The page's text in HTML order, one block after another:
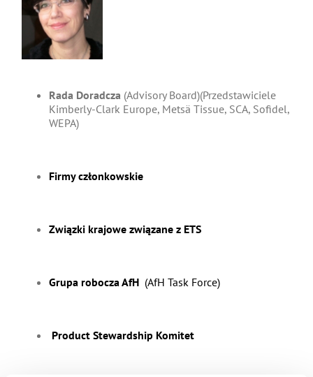
Rada Doradcza (Advisory Board)(Przedstawiciele
Kimberly-Clark Europe, Metsä Tissue, SCA, Sofidel,
WEPA)
Firmy członkowskie
Związki krajowe związane z ETS
Grupa robocza AfH (AfH Task Force)
Product Stewardship Komitet